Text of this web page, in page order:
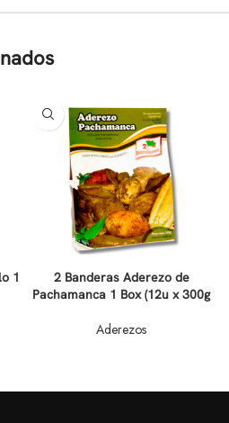
1
2 Banderas Aderezo de
Pachamanca 1 Box (12u x 300g
Aderezos